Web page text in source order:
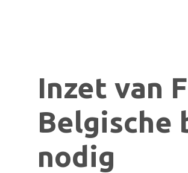
Inzet van
Belgische
nodig